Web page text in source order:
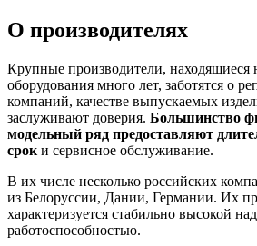
О производителях
Крупные производители, находящиеся
оборудования много лет, заботятся о
компаний, качестве выпускаемых
заслуживают доверия. Большинство
модельный ряд предоставляют
срок и сервисное обслуживание.
В их числе несколько российских
из Белоруссии, Дании, Германии. Их
характеризуется стабильно высокой
работоспособностью.